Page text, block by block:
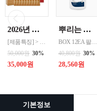
2026년 설명절 선물세트 [정관장] 홍삼기보데일리스틱 10ml*10포
[제품특징] > 120여 년 노하우로 재배된 6년근 홍과 제조기술로 추출 > 100% 계약재배를 통한 6년근 인삼 > 430여 가지의까다로운 품질 검사 > 액상형 농축액으로 음용이 쉬움 [제품성분] > 덱스트린, 정제수, 홍삼농축액(6년근, 고형분 64%, 홍삼성분 70mg/g 이상, 국산) 6.5%, 녹용추출액(뉴질랜드산), 식물혼합농축액(작약
50,000원 30%
35,000원
뿌리는 락스세제(욕실용) 1,000ml 12개 한박스단위 판매
BOX 12EA 팔레트 0.0123 원산지 한국 BARCODE 8809367760815
40,800원 30%
28,560원
기본정보